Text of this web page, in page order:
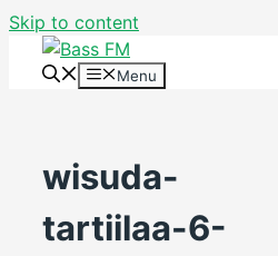
Skip to content
Menu
wisuda-
tartiilaa-6-